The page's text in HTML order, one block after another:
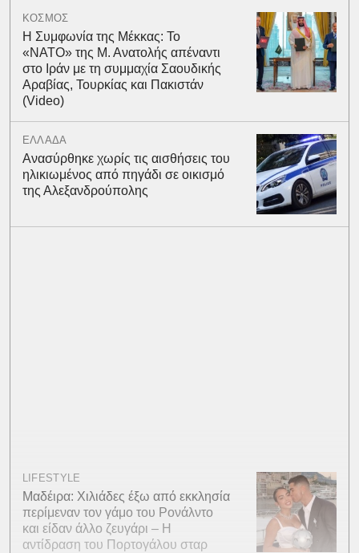
ΚΟΣΜΟΣ
Η Συμφωνία της Μέκκας: Το
«ΝΑΤΟ» της Μ. Ανατολής απέναντι
στο Ιράν με τη συμμαχία Σαουδικής
Αραβίας, Τουρκίας και Πακιστάν
(Video)
ΕΛΛΑΔΑ
Ανασύρθηκε χωρίς τις αισθήσεις του
ηλικιωμένος από πηγάδι σε οικισμό
της Αλεξανδρούπολης
LIFESTYLE
Μαδέιρα: Χιλιάδες έξω από εκκλησία
περίμεναν τον γάμο του Ρονάλντο
και είδαν άλλο ζευγάρι – Η
αντίδραση του Πορτογάλου σταρ